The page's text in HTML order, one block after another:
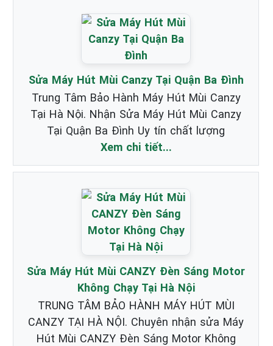
Sửa Máy Hút Mùi Canzy Tại Quận Ba Đình
Trung Tâm Bảo Hành Máy Hút Mùi Canzy
Tại Hà Nội. Nhận Sửa Máy Hút Mùi Canzy
Tại Quận Ba Đình Uy tín chất lượng
Xem chi tiết...
Sửa Máy Hút Mùi CANZY Đèn Sáng Motor
Không Chạy Tại Hà Nội
TRUNG TÂM BẢO HÀNH MÁY HÚT MÙI
CANZY TẠI HÀ NỘI. Chuyên nhận sửa Máy
Hút Mùi CANZY Đèn Sáng Motor Không